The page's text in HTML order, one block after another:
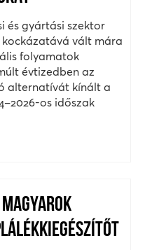
és gyártási szektor
vált mára
folyamatok
évtizedben az
alternatívát kínált a
os időszak